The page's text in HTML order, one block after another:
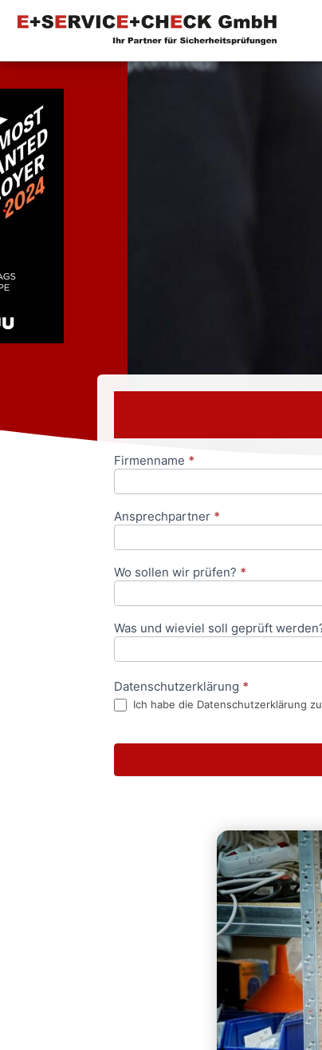
Anfrageformular
Firmenname *
Ansprechpartner *
Wo sollen wir prüfen? *
Was und wieviel soll geprüft
Datenschutzerklärung *
Ich habe die Datenschutzerklärung